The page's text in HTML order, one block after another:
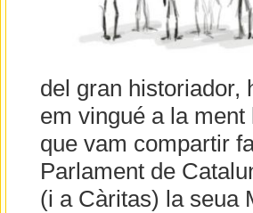
del gran historiador,
em vingué a la ment
que vam compartir
Parlament de
(i a Càritas) la seua